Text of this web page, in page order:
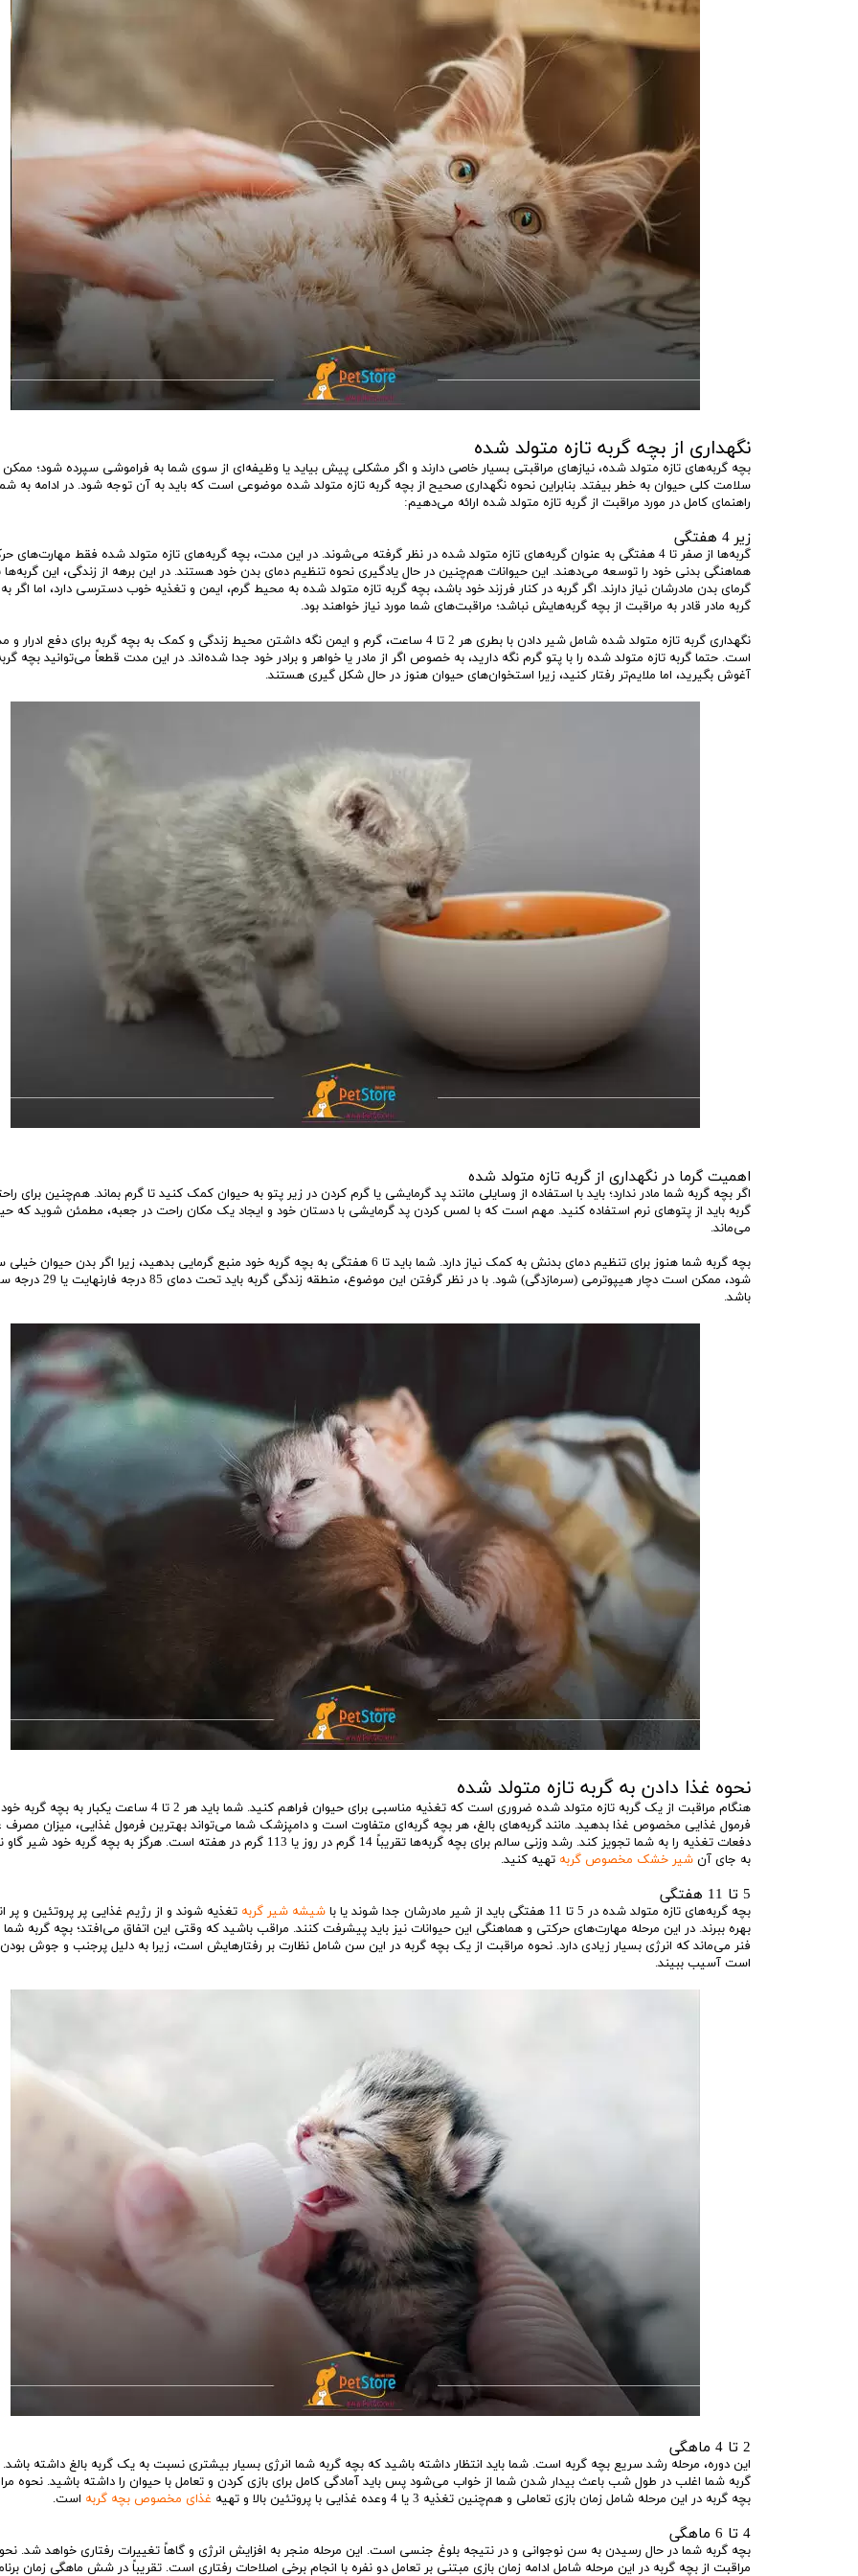
نگهداری از بچه گربه تازه متولد شده
بچه گربه‌های تازه متولد شده، نیازهای مراقبتی بسیار خاصی دارند و اگر مشکلی پیش بیاید یا وظیفه‌ای از سوی شما به فراموشی سپرده شود؛
سلامت کلی حیوان به خطر بیفتد. بنابراین نحوه نگهداری صحیح از بچه گربه تازه متولد شده موضوعی است که باید به آن توجه شود. در ادامه به
راهنمای کامل در مورد مراقبت از گربه تازه متولد شده ارائه می‌دهیم:
زیر 4 هفتگی
گربه‌ها از صفر تا 4 هفتگی به عنوان گربه‌های تازه متولد شده در نظر گرفته می‌شوند. در این مدت، بچه گربه‌های تازه متولد شده فقط مهارت‌های
هماهنگی بدنی خود را توسعه می‌دهند. این حیوانات هم‌چنین در حال یادگیری نحوه تنظیم دمای بدن خود هستند. در این برهه از زندگی، این گربه‌ها
گرمای بدن مادرشان نیاز دارند. اگر گربه در کنار فرزند خود باشد، بچه گربه تازه متولد شده به محیط گرم، ایمن و تغذیه خوب دسترسی دارد، اما اگر به
گربه مادر قادر به مراقبت از بچه گربه‌هایش نباشد؛ مراقبت‌های شما مورد نیاز خواهند بود.
نگهداری گربه تازه متولد شده شامل شیر دادن با بطری هر 2 تا 4 ساعت، گرم و ایمن نگه داشتن محیط زندگی و کمک به بچه گربه برای دفع
است. حتما گربه تازه متولد شده را با پتو گرم نگه دارید، به خصوص اگر از مادر یا خواهر و برادر خود جدا شده‌اند. در این مدت قطعاً می‌توانید بچه
آغوش بگیرید، اما ملایم‌تر رفتار کنید، زیرا استخوان‌های حیوان هنوز در حال شکل گیری هستند.
اهمیت گرما در نگهداری از گربه تازه متولد شده
اگر بچه گربه شما مادر ندارد؛ باید با استفاده از وسایلی مانند پد گرمایشی یا گرم کردن در زیر پتو به حیوان کمک کنید تا گرم بماند. هم‌چنین برای
گربه باید از پتوهای نرم استفاده کنید. مهم است که با لمس کردن پد گرمایشی با دستان خود و ایجاد یک مکان راحت در جعبه، مطمئن شوید که
می‌ماند.
بچه گربه شما هنوز برای تنظیم دمای بدنش به کمک نیاز دارد. شما باید تا 6 هفتگی به بچه گربه خود منبع گرمایی بدهید، زیرا اگر بدن حیوان
شود، ممکن است دچار هیپوترمی (سرمازدگی) شود. با در نظر گرفتن این
باشد.
نحوه غذا دادن به گربه تازه متولد شده
هنگام مراقبت از یک گربه تازه متولد شده ضروری است که تغذیه مناسبی برای حیوان فراهم کنید. شما باید هر 2 تا 4 ساعت
فرمول غذایی مخصوص غذا بدهید. مانند گربه‌های بالغ، هر بچه گربه‌ای متفاوت است و دامپزشک شما می‌تواند بهترین فرمول غذایی، میزان مصرف
دفعات تغذیه را به شما تجویز کند. رشد وزنی سالم برای بچه گربه‌ها تقریباً 14 گرم در روز یا 113 گرم در هفته است. هرگز به بچه گربه
به جای آن شیر خشک مخصوص گربه تهیه کنید.
5 تا 11 هفتگی
بچه گربه‌های تازه متولد شده در 5 تا 11 هفتگی باید از شیر مادرشان جدا شوند یا با شیشه شیر گربه تغذیه شوند و از رژیم غذایی پر پروتئین و پر
بهره ببرند. در این مرحله مهارت‌های حرکتی و هماهنگی این حیوانات نیز باید پیشرفت کنند. مراقب باشید که وقتی این اتفاق می‌افتد؛ بچه گربه شما
فنر می‌ماند که انرژی بسیار زیادی دارد. نحوه مراقبت از یک بچه گربه در این سن شامل نظارت بر رفتارهایش است، زیرا به دلیل پرجنب و جوش
است آسیب ببیند.
2 تا 4 ماهگی
این دوره، مرحله رشد سریع بچه گربه است. شما باید انتظار داشته باشید که بچه گربه شما انرژی بسیار بیشتری نسبت به یک گربه بالغ داشته
گربه شما اغلب در طول شب باعث بیدار شدن شما از خواب می‌شود پس باید آمادگی کامل برای بازی کردن و تعامل با حیوان را داشته باشید. نحوه
بچه گربه در این مرحله شامل زمان بازی تعاملی و هم‌چنین تغذیه 3 یا 4 وعده غذایی با پروتئین بالا و تهیه
غذای مخصوص بچه گربه است.
4 تا 6 ماهگی
بچه گربه شما در حال رسیدن به سن نوجوانی و در نتیجه بلوغ جنسی است. این مرحله منجر به افزایش انرژی و گاهاً تغییرات رفتاری خواهد شد.
مراقبت از بچه گربه در این مرحله شامل ادامه زمان بازی مبتنی بر تعامل دو نفره با انجام برخی اصلاحات رفتاری است. تقریباً در شش ماهگی زمان